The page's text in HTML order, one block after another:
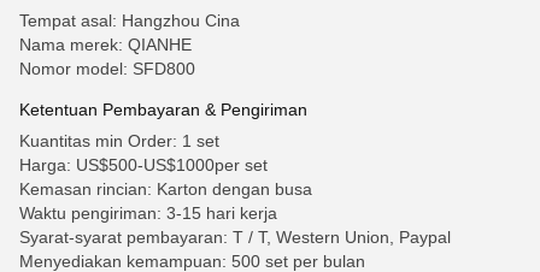
Tempat asal: Hangzhou Cina
Nama merek: QIANHE
Nomor model: SFD800
Ketentuan Pembayaran & Pengiriman
Kuantitas min Order: 1 set
Harga: US$500-US$1000per set
Kemasan rincian: Karton dengan busa
Waktu pengiriman: 3-15 hari kerja
Syarat-syarat pembayaran: T / T, Western Union, Paypal
Menyediakan kemampuan: 500 set per bulan